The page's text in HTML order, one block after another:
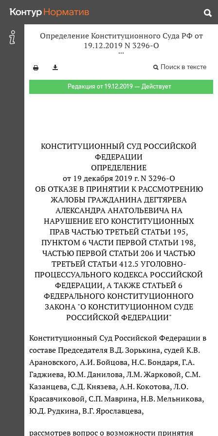
Определение Конституционного Суда РФ от
19.12.2019 N 3296-О
Поиск в тексте
Редакция от 19.12.2019 — Действует
КОНСТИТУЦИОННЫЙ СУД РОССИЙСКОЙ
ФЕДЕРАЦИИ
ОПРЕДЕЛЕНИЕ
от 19 декабря 2019 г. N 3296-О
ОБ ОТКАЗЕ В ПРИНЯТИИ К РАССМОТРЕНИЮ
ЖАЛОБЫ ГРАЖДАНИНА ДЕГТЯРЕВА
АЛЕКСАНДРА АНАТОЛЬЕВИЧА НА
НАРУШЕНИЕ ЕГО КОНСТИТУЦИОННЫХ
ПРАВ ЧАСТЬЮ ТРЕТЬЕЙ СТАТЬИ 195,
ПУНКТОМ 6 ЧАСТИ ПЕРВОЙ СТАТЬИ 198,
ЧАСТЬЮ ПЕРВОЙ СТАТЬИ 206 И ЧАСТЬЮ
ТРЕТЬЕЙ СТАТЬИ 412.5 УГОЛОВНО-
ПРОЦЕССУАЛЬНОГО КОДЕКСА РОССИЙСКОЙ
ФЕДЕРАЦИИ, А ТАКЖЕ СТАТЬЕЙ 6
ФЕДЕРАЛЬНОГО КОНСТИТУЦИОННОГО
ЗАКОНА "О КОНСТИТУЦИОННОМ СУДЕ
РОССИЙСКОЙ ФЕДЕРАЦИИ"
Конституционный Суд Российской Федерации в
составе Председателя В.Д. Зорькина, судей К.В.
Арановского, А.И. Бойцова, Н.С. Бондаря, Г.А.
Гаджиева, Ю.М. Данилова, Л.М. Жарковой, С.М.
Казанцева, С.Д. Князева, А.Н. Кокотова, Л.О.
Красавчиковой, С.П. Маврина, Н.В. Мельникова,
Ю.Д. Рудкина, В.Г. Ярославцева,
рассмотрев вопрос о возможности принятия